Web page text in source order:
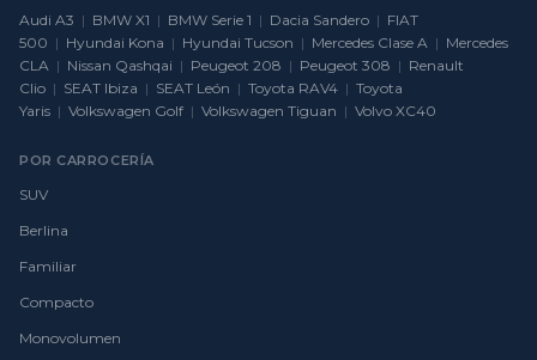
Audi A3 | BMW X1 | BMW Serie 1 | Dacia Sandero | FIAT
500 | Hyundai Kona | Hyundai Tucson | Mercedes Clase A | Mercedes
CLA | Nissan Qashqai | Peugeot 208 | Peugeot 308 | Renault
Clio | SEAT Ibiza | SEAT León | Toyota RAV4 | Toyota
Yaris | Volkswagen Golf | Volkswagen Tiguan | Volvo XC40
POR CARROCERÍA
SUV
Berlina
Familiar
Compacto
Monovolumen